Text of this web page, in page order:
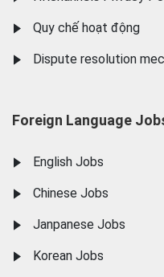
Quy chế hoạt động
Dispute resolution
Foreign Language
English Jobs
Chinese Jobs
Janpanese Jobs
Korean Jobs